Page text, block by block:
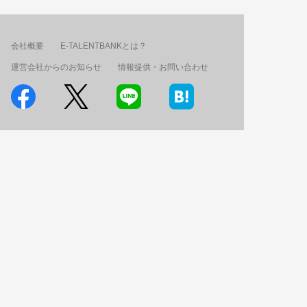
会社概要 E-TALENTBANKとは？
運営会社からのお知らせ 情報提供・お問い合わせ